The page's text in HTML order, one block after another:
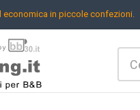
economica in piccole confezioni.